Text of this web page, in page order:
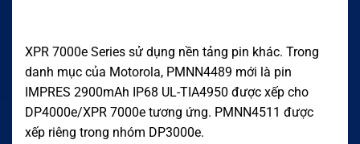
XPR 7000e Series sử dụng nền tảng pin khác. Trong
danh mục của Motorola, PMNN4489 mới là pin
IMPRES 2900mAh IP68 UL-TIA4950 được xếp cho
DP4000e/XPR 7000e tương ứng. PMNN4511 được
xếp riêng trong nhóm DP3000e.